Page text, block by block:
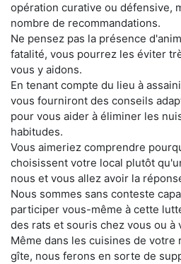
opération curative ou défensive,
nombre de recommandations.
Ne pensez pas la présence
fatalité, vous pourrez les éviter
vous y aidons.
En tenant compte du lieu à
vous fourniront des conseils
pour vous aider à éliminer les
habitudes.
Vous aimeriez comprendre
choisissent votre local plutôt
nous et vous allez avoir la
Nous sommes sans conteste
participer vous-même à cette
des rats et souris chez vous ou à
Même dans les cuisines de votre
gîte, nous ferons en sorte de